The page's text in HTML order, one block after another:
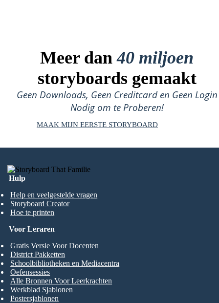
Meer dan40 miljoen
storyboards gemaakt
Geen Downloads, Geen Creditcard en Geen Login
Nodig om te Proberen!
MAAK MIJN EERSTE STORYBOARD
Hulp
Help en veelgestelde vragen
Storyboard Creator
Hoe te printen
Voor Leraren
Gratis Versie Voor Docenten
District Pakketten
Schoolbibliotheken en Mediacentra
Oefensessies
Alle Bronnen Voor Leerkrachten
Werkblad Sjablonen
Postersjablonen